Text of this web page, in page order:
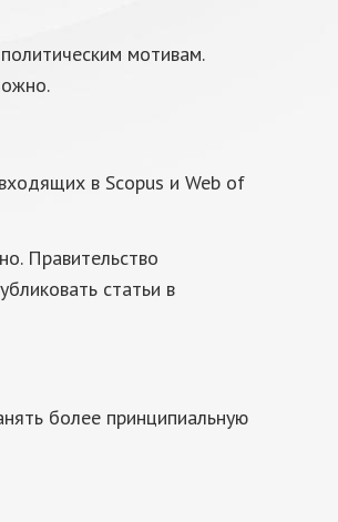
мотивам.
в Scopus и Web of
Правительство
статьи в
более принципиальную